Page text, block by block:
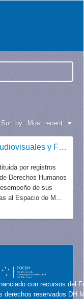
Sort by: Most recent
Archivo Nacional de la Memoria - Audiovisuales y Fotografías
por registros
Derechos Humanos
de sus
al Espacio de M...
con recursos del
derechos reservados DH